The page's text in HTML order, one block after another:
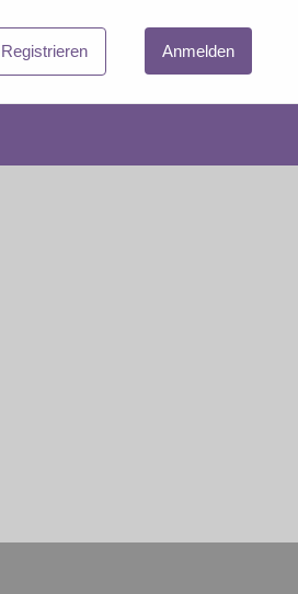
Registrieren Anmelden